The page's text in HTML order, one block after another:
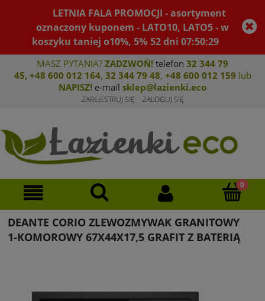
LETNIA FALA PROMOCJI - asortyment
oznaczony kuponem - LATO10, LATO5 - w
koszyku taniej o10%, 5% 52dni07:50:29
MASZ PYTANIA? ZADZWOŃ! telefon 32 344 79
45, +48 600 012 164, 32 344 79 48, +48 600 012 159 lub
NAPISZ! e-mail sklep@lazienki.eco
ZAREJESTRUJ SIĘ ZALOGUJ SIĘ
DEANTE CORIO ZLEWOZMYWAK GRANITOWY
1-KOMOROWY 67X44X17,5 GRAFIT Z BATERIĄ